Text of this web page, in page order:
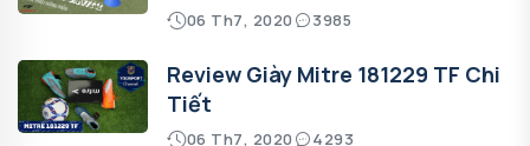
06 Th7, 2020 3985
Review Giày Mitre 181229 TF Chi
Tiết
06 Th7, 2020 4293